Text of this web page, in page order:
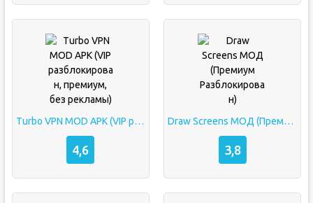
Turbo VPN MOD APK (VIP разблокирован, премиум, без рекламы)
4,6
Draw Screens МОД (Премиум Разблокирован)
3,8